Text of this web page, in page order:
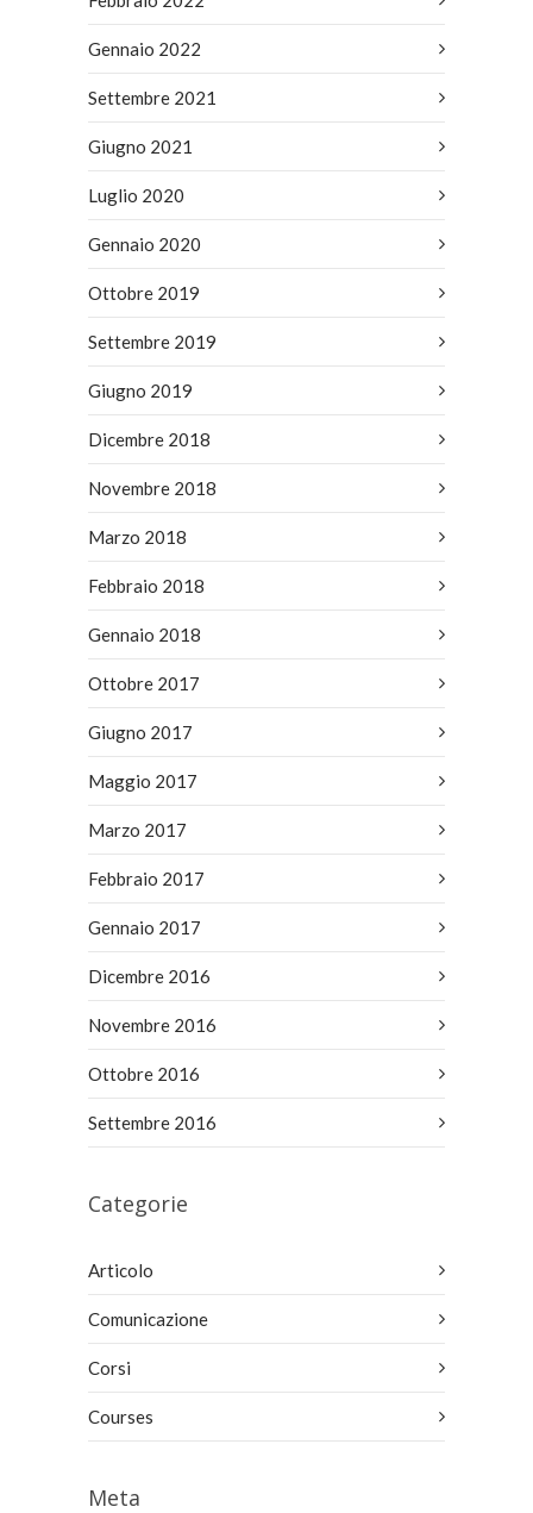
Gennaio 2022
Settembre 2021
Giugno 2021
Luglio 2020
Gennaio 2020
Ottobre 2019
Settembre 2019
Giugno 2019
Dicembre 2018
Novembre 2018
Marzo 2018
Febbraio 2018
Gennaio 2018
Ottobre 2017
Giugno 2017
Maggio 2017
Marzo 2017
Febbraio 2017
Gennaio 2017
Dicembre 2016
Novembre 2016
Ottobre 2016
Settembre 2016
Categorie
Articolo
Comunicazione
Corsi
Courses
Meta